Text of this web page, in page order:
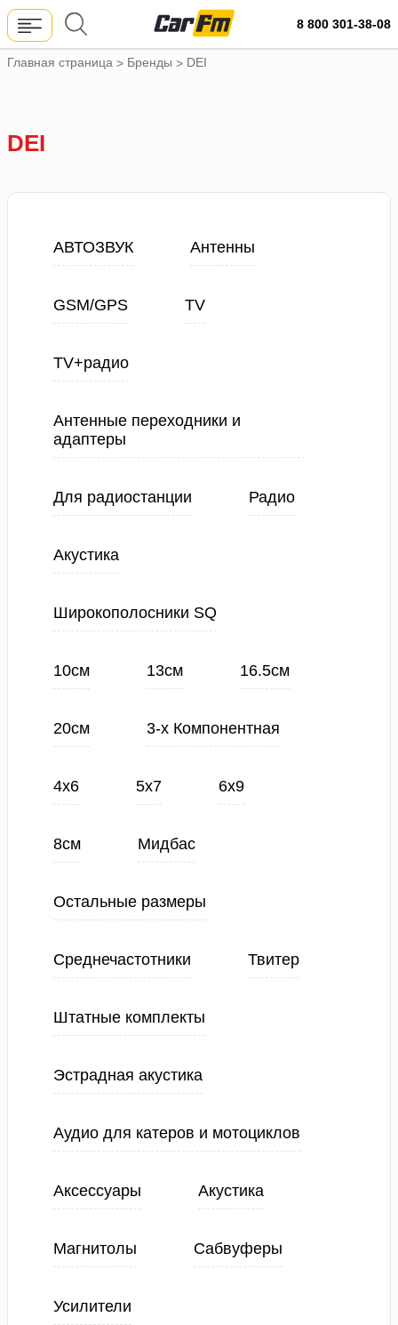
8 800 301-38-08
Главная страница > Бренды > DEI
DEI
АВТОЗВУК Антенны
GSM/GPS TV
TV+радио
Антенные переходники и
адаптеры
Для радиостанции Радио
Акустика
Широкополосники SQ
10см 13см 16.5см
20см 3-х Компонентная
4х6 5х7 6х9
8см Мидбас
Остальные размеры
Среднечастотники Твитер
Штатные комплекты
Эстрадная акустика
Аудио для катеров и мотоциклов
Аксессуары Акустика
Магнитолы Сабвуферы
Усилители